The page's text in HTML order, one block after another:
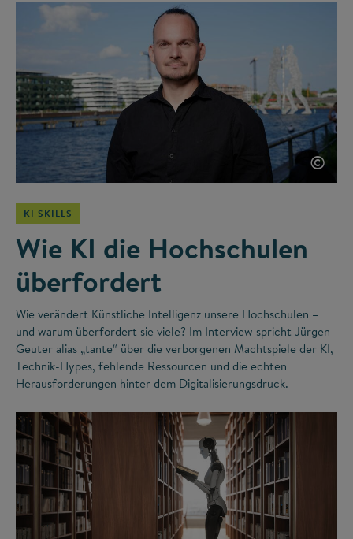
©
KI SKILLS
Wie KI die Hochschulen
überfordert
Wie verändert Künstliche Intelligenz unsere Hochschulen –
und warum überfordert sie viele? Im Interview spricht Jürgen
Geuter alias „tante“ über die verborgenen Machtspiele der KI,
Technik-Hypes, fehlende Ressourcen und die echten
Herausforderungen hinter dem Digitalisierungsdruck.